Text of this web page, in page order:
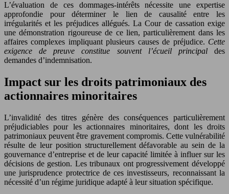
L’évaluation de ces dommages-intérêts nécessite une expertise
approfondie pour déterminer le lien de causalité entre les
irrégularités et les préjudices allégués. La Cour de cassation exige
une démonstration rigoureuse de ce lien, particulièrement dans les
affaires complexes impliquant plusieurs causes de préjudice. Cette
exigence de preuve constitue souvent l’écueil principal des
demandes d’indemnisation.
Impact sur les droits patrimoniaux des
actionnaires minoritaires
L’invalidité des titres génère des conséquences particulièrement
préjudiciables pour les actionnaires minoritaires, dont les droits
patrimoniaux peuvent être gravement compromis. Cette vulnérabilité
résulte de leur position structurellement défavorable au sein de la
gouvernance d’entreprise et de leur capacité limitée à influer sur les
décisions de gestion. Les tribunaux ont progressivement développé
une jurisprudence protectrice de ces investisseurs, reconnaissant la
nécessité d’un régime juridique adapté à leur situation spécifique.